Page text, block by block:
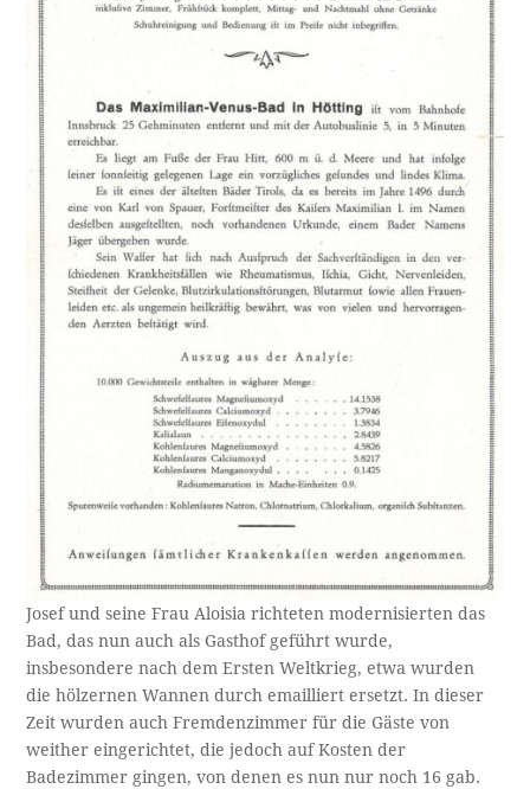
Josef und seine Frau Aloisia richteten modernisierten das
Bad, das nun auch als Gasthof geführt wurde,
insbesondere nach dem Ersten Weltkrieg, etwa wurden
die hölzernen Wannen durch emailliert ersetzt. In dieser
Zeit wurden auch Fremdenzimmer für die Gäste von
weither eingerichtet, die jedoch auf Kosten der
Badezimmer gingen, von denen es nun nur noch 16 gab.